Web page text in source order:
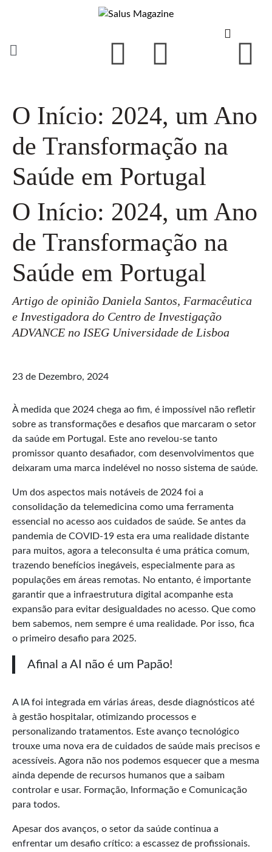
O Início: 2024, um Ano
de Transformação na
Saúde em Portugal
O Início: 2024, um Ano
de Transformação na
Saúde em Portugal
Artigo de opinião Daniela Santos, Farmacêutica
e Investigadora do Centro de Investigação
ADVANCE no ISEG Universidade de Lisboa
23 de Dezembro, 2024
À medida que 2024 chega ao fim, é impossível não refletir
sobre as transformações e desafios que marcaram o setor
da saúde em Portugal. Este ano revelou-se tanto
promissor quanto desafiador, com desenvolvimentos que
deixaram uma marca indelével no nosso sistema de saúde.
Um dos aspectos mais notáveis de 2024 foi a
consolidação da telemedicina como uma ferramenta
essencial no acesso aos cuidados de saúde. Se antes da
pandemia de COVID-19 esta era uma realidade distante
para muitos, agora a teleconsulta é uma prática comum,
trazendo benefícios inegáveis, especialmente para as
populações em áreas remotas. No entanto, é importante
garantir que a infraestrutura digital acompanhe esta
expansão para evitar desigualdades no acesso. Que como
bem sabemos, nem sempre é uma realidade. Por isso, fica
o primeiro desafio para 2025.
Afinal a AI não é um Papão!
A IA foi integrada em várias áreas, desde diagnósticos até
à gestão hospitalar, otimizando processos e
personalizando tratamentos. Este avanço tecnológico
trouxe uma nova era de cuidados de saúde mais precisos e
acessíveis. Agora não nos podemos esquecer que a mesma
ainda depende de recursos humanos que a saibam
controlar e usar. Formação, Informação e Comunicação
para todos.
Apesar dos avanços, o setor da saúde continua a
enfrentar um desafio crítico: a escassez de profissionais.